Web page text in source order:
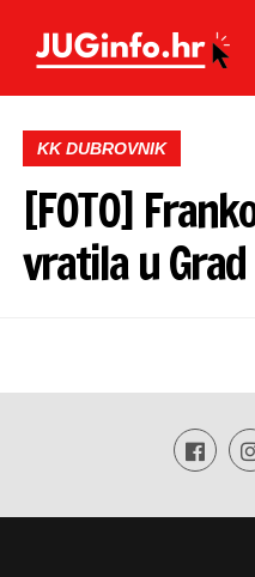
KK DUBROVNIK
[FOTO]
vratila u